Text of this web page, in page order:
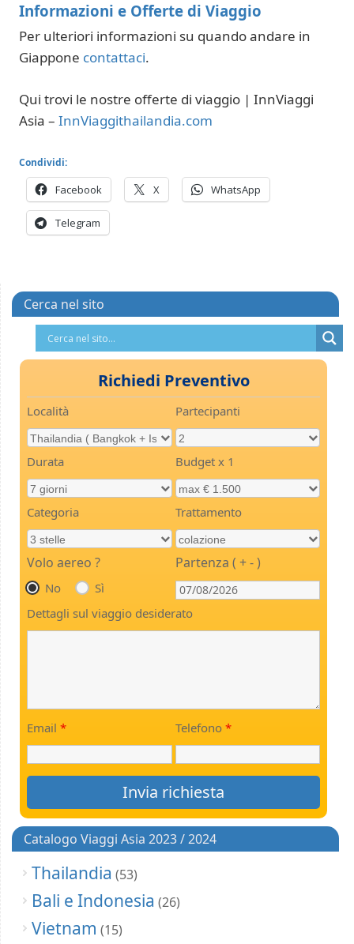
Informazioni e Offerte di Viaggio
Per ulteriori informazioni su quando andare in
Giappone contattaci.
Qui trovi le nostre offerte di viaggio | InnViaggi
Asia – InnViaggithailandia.com
Condividi:
Facebook X WhatsApp
Telegram
Cerca nel sito
Richiedi Preventivo
Località Partecipanti
Durata Budget x 1
Categoria Trattamento
Volo aereo ?
No Sì
Partenza ( + - )
Dettagli sul viaggio desiderato
Email * Telefono *
Catalogo Viaggi Asia 2023 / 2024
Thailandia (53)
Bali e Indonesia (26)
Vietnam (15)